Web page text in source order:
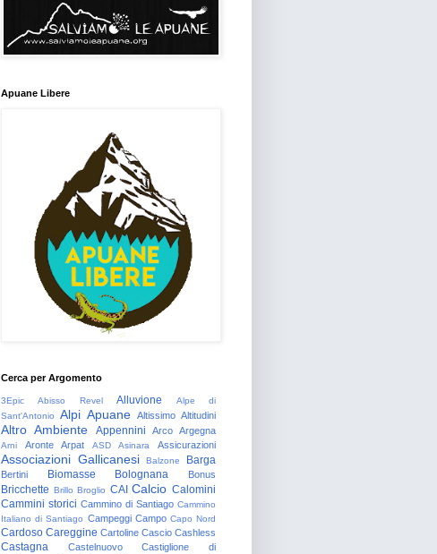
Apuane Libere
Cerca per Argomento
3Epic Abisso Revel Alluvione
Alpe di
Sant'Antonio
Alpi Apuane Altissimo Altitudini
Altro Ambiente Appennini Arco Argegna
Arni Aronte Arpat ASD Asinara Assicurazioni
Associazioni Gallicanesi Balzone Barga
Bertini Biomasse Bolognana Bonus
Bricchette Brillo Broglio CAI Calcio Calomini
Cammini storici Cammino di Santiago Cammino
Italiano di Santiago Campeggi Campo Capo Nord
Cardoso Careggine Cartoline Cascio Cashless
Castagna Castelnuovo
Castiglione di